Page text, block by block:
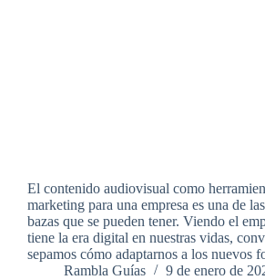
El contenido audiovisual como
marketing para una empresa es una de
bazas que se pueden tener. Viendo el
tiene la era digital en nuestras vidas,
sepamos cómo adaptarnos a los nuevos
Rambla Guías
9 de enero de